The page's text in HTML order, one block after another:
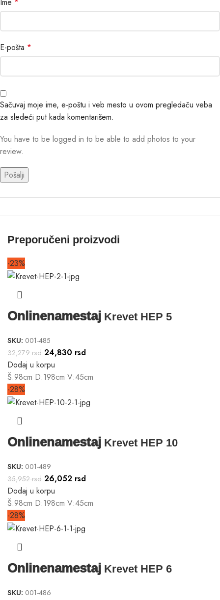
E-pošta *
Sačuvaj moje ime, e-poštu i veb mesto u ovom pregledaču veba
za sledeći put kada komentarišem.
You have to be logged in to be able to add photos to your
review.
Preporučeni proizvodi
-23%
Onlinenamestaj Krevet HEP 5
SKU: 001-485
32,279rsd 24,830 rsd
Dodaj u korpu
Š:98cm D:198cm V:45cm
-28%
Onlinenamestaj Krevet HEP 10
SKU: 001-489
35,952rsd 26,052 rsd
Dodaj u korpu
Š:98cm D:198cm V:45cm
-28%
Onlinenamestaj Krevet HEP 6
SKU: 001-486